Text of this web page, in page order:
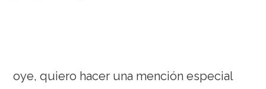
oye, quiero hacer una mención especial